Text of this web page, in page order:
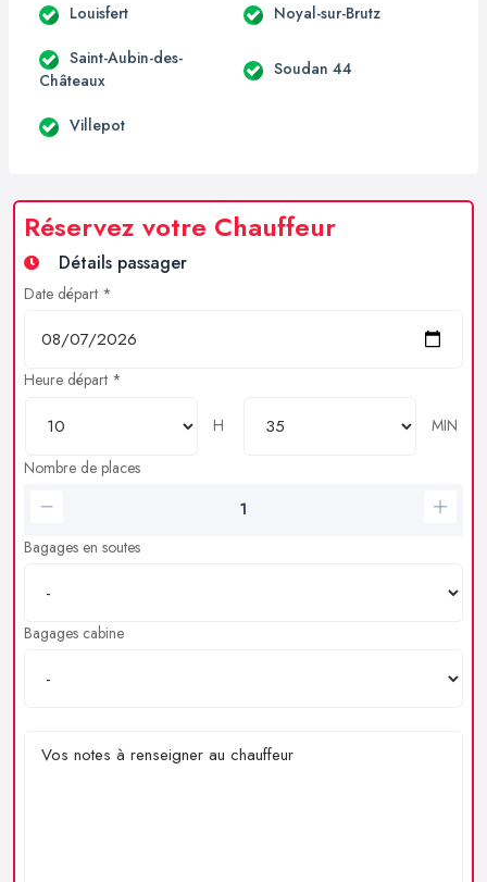
Louisfert Noyal-sur-Brutz
Saint-Aubin-des-
Châteaux
Soudan 44
Villepot
Réservez votre Chauffeur
Détails passager
Date départ *
Heure départ *
H
MIN
Nombre de places
Bagages en soutes
Bagages cabine